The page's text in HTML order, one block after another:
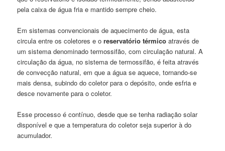
pela caixa de água fria e mantido sempre cheio.
Em sistemas convencionais de aquecimento de água, esta
circula entre os coletores e oreservatório térmico através de
um sistema denominado termossifão, com circulação natural. A
circulação da água, no sistema de termossifão, é feita através
de convecção natural, em que a água se aquece, tornando-se
mais densa, subindo do coletor para o depósito, onde esfria e
desce novamente para o coletor.
Esse processo é contínuo, desde que se tenha radiação solar
disponível e que a temperatura do coletor seja superior à do
acumulador.